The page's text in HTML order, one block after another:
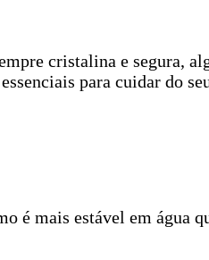
cristalina e segura,
para cuidar do
é mais estável em água